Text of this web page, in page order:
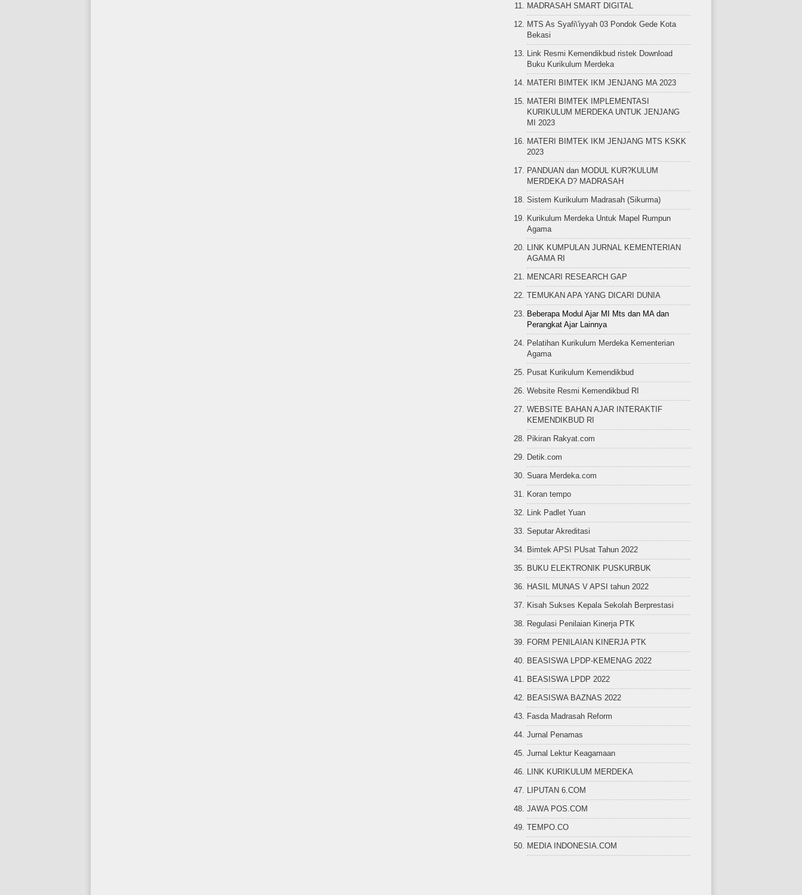
MADRASAH SMART DIGITAL
MTS As Syafi\'iyyah 03 Pondok Gede Kota
Bekasi
Link Resmi Kemendikbud ristek Download
Buku Kurikulum Merdeka
MATERI BIMTEK IKM JENJANG MA 2023
MATERI BIMTEK IMPLEMENTASI
KURIKULUM MERDEKA UNTUK JENJANG
MI 2023
MATERI BIMTEK IKM JENJANG MTS KSKK
2023
PANDUAN dan MODUL KUR?KULUM
MERDEKA D? MADRASAH
Sistem Kurikulum Madrasah (Sikurma)
Kurikulum Merdeka Untuk Mapel Rumpun
Agama
LINK KUMPULAN JURNAL KEMENTERIAN
AGAMA RI
MENCARI RESEARCH GAP
TEMUKAN APA YANG DICARI DUNIA
Beberapa Modul Ajar MI Mts dan MA dan
Perangkat Ajar Lainnya
Pelatihan Kurikulum Merdeka Kementerian
Agama
Pusat Kurikulum Kemendikbud
Website Resmi Kemendikbud RI
WEBSITE BAHAN AJAR INTERAKTIF
KEMENDIKBUD RI
Pikiran Rakyat.com
Detik.com
Suara Merdeka.com
Koran tempo
Link Padlet Yuan
Seputar Akreditasi
Bimtek APSI PUsat Tahun 2022
BUKU ELEKTRONIK PUSKURBUK
HASIL MUNAS V APSI tahun 2022
Kisah Sukses Kepala Sekolah Berprestasi
Regulasi Penilaian Kinerja PTK
FORM PENILAIAN KINERJA PTK
BEASISWA LPDP-KEMENAG 2022
BEASISWA LPDP 2022
BEASISWA BAZNAS 2022
Fasda Madrasah Reform
Jurnal Penamas
Jurnal Lektur Keagamaan
LINK KURIKULUM MERDEKA
LIPUTAN 6.COM
JAWA POS.COM
TEMPO.CO
MEDIA INDONESIA.COM